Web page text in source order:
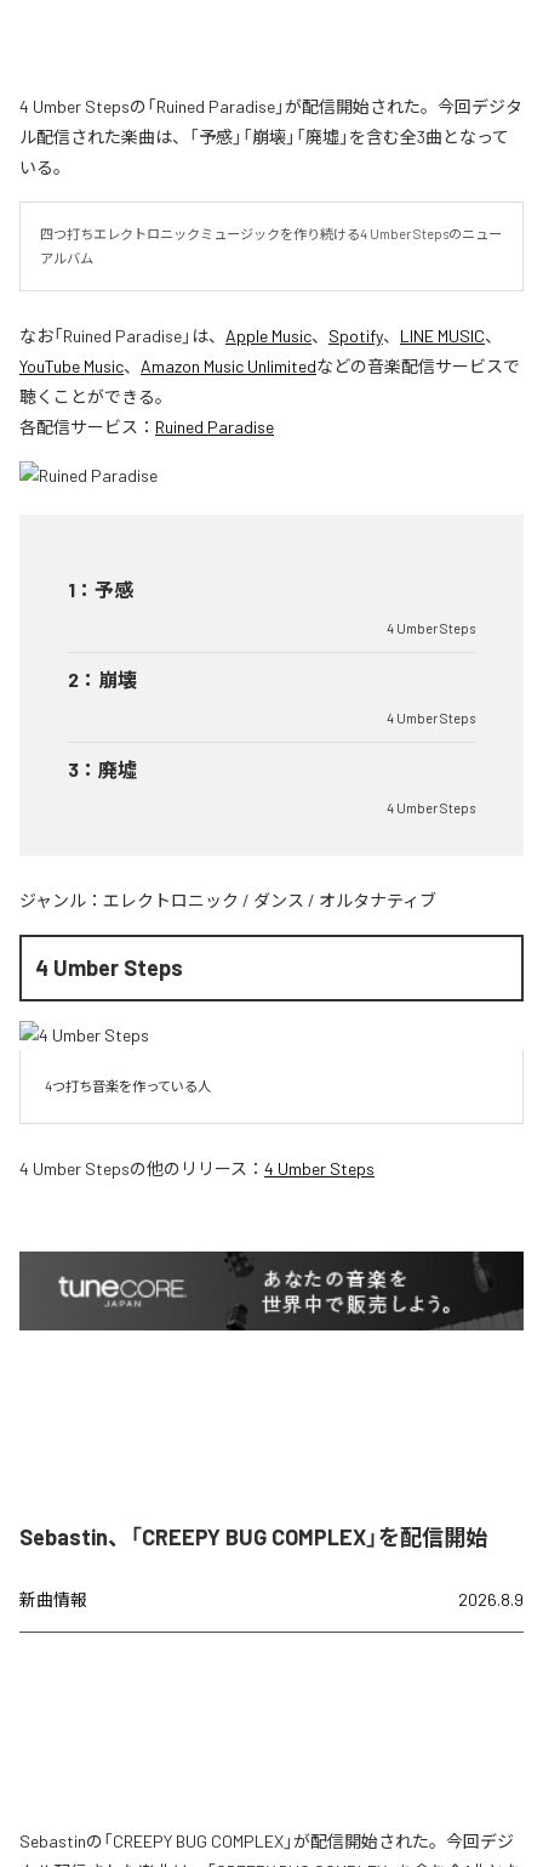
4 Umber Stepsの「Ruined Paradise」が配信開始された。今回デジタ
ル配信された楽曲は、「予感」「崩壊」「廃墟」を含む全3曲となって
いる。
四つ打ちエレクトロニックミュージックを作り続ける4 Umber Stepsのニュー
アルバム
なお「Ruined Paradise」は、 Apple Music、 Spotify、 LINE MUSIC、
YouTube Music、 Amazon Music Unlimitedなどの音楽配信サービスで
聴くことができる。
各配信サービス： Ruined Paradise
1 ： 予感
4 Umber Steps
2 ： 崩壊
4 Umber Steps
3 ： 廃墟
4 Umber Steps
ジャンル： エレクトロニック / ダンス / オルタナティブ
4 Umber Steps
4つ打ち音楽を作っている人
4 Umber Stepsの他のリリース： 4 Umber Steps
Sebastin、「CREEPY BUG COMPLEX」を配信開始
新曲情報 2026.8.9
Sebastinの「CREEPY BUG COMPLEX」が配信開始された。今回デジ